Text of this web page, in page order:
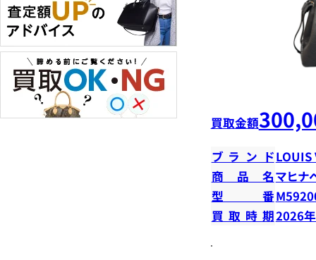
買取金額
ブランドLOUIS
商品名マヒナ
型番
買取時期2026